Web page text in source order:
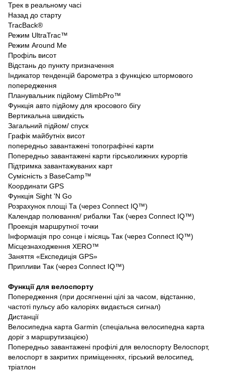
Трек в реальному часі
Назад до старту
TracBack®
Режим UltraTrac™
Режим Around Me
Профіль висот
Відстань до пункту призначення
Індикатор тенденцій барометра з функцією штормового
попередження
Планувальник підйому ClimbPro™
Функція авто підйому для кросового бігу
Вертикальна швидкість
Загальний підйом/ спуск
Графік майбутніх висот
попередньо завантажені топографічні карти
Попередньо завантажені карти гірськолижних курортів
Підтримка завантажуваних карт
Сумісність з BaseCamp™
Координати GPS
Функція Sight 'N Go
Розрахунок площі Та (через Connect IQ™)
Календар полювання/ рибалки Так (через Connect IQ™)
Проекція маршрутної точки
Інформація про сонце і місяць Так (через Connect IQ™)
Місцезнаходження XERO™
Заняття «Експедиція GPS»
Припливи Так (через Connect IQ™)
Функції для велоспорту
Попередження (при досягненні цілі за часом, відстанню,
частоті пульсу або калоріях видається сигнал)
Дистанції
Велосипедна карта Garmin (спеціальна велосипедна карта
доріг з маршрутизацією)
Попередньо завантажені профілі для велоспорту Велоспорт,
велоспорт в закритих приміщеннях, гірський велосипед,
тріатлон